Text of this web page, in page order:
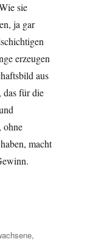
sie
ja gar
erzeugen
aus
das für die
ohne
macht
,